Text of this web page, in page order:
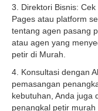
3. Direktori Bisnis:
Pages atau platform
tentang agen pasang
atau agen yang
petir di Murah.
4. Konsultasi dengan
pemasangan
kebutuhan, Anda juga
penangkal petir